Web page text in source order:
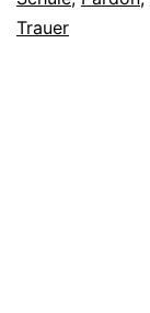
Trauer